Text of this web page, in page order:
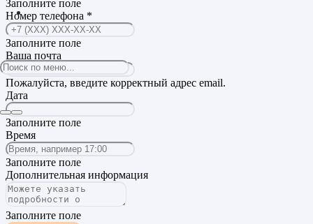
Заполните поле
Номер телефона *
Заполните поле
Ваша почта
Пожалуйста, введите корректный адрес email.
Дата
Заполните поле
Время
Заполните поле
Дополнительная информация
Заполните поле